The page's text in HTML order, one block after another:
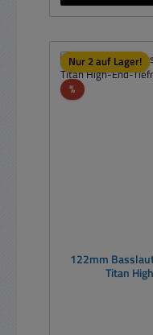
Nur 2 auf Lager!
%Rabatt
122mm
Titan